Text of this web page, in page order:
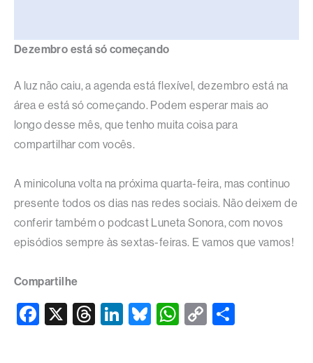
Dezembro está só começando
A luz não caiu, a agenda está flexível, dezembro está na
área e está só começando. Podem esperar mais ao
longo desse mês, que tenho muita coisa para
compartilhar com vocês.
A minicoluna volta na próxima quarta-feira, mas continuo
presente todos os dias nas redes sociais. Não deixem de
conferir também o podcast Luneta Sonora, com novos
episódios sempre às sextas-feiras. E vamos que vamos!
Compartilhe
F
X
T
Li
Bl
W
C